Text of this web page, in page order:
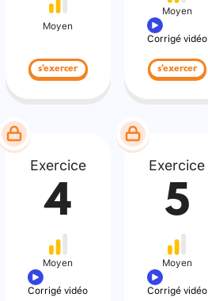
Moyen
s'exercer
Moyen
Corrigé vidéo
s'exercer
Exercice
4
Moyen
Corrigé vidéo
Exercice
5
Moyen
Corrigé vidéo